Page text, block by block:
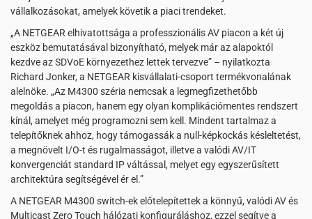
vállalkozásokat, amelyek követik a piaci trendeket.
„A NETGEAR elhivatottsága a professzionális AV piacon a két új
eszköz bemutatásával bizonyítható, melyek már az alapoktól
kezdve az SDVoE környezethez lettek tervezve” – nyilatkozta
Richard Jonker, a NETGEAR kisvállalati-csoport termékvonalának
alelnöke. „Az M4300 széria nemcsak a legmegfizethetőbb
megoldás a piacon, hanem egy olyan komplikációmentes rendszert
kínál, amelyet még programozni sem kell. Mindent tartalmaz a
telepítőknek ahhoz, hogy támogassák a null-képkockás késleltetést,
a megnövelt I/O-t és rugalmasságot, illetve a valódi AV/IT
konvergenciát standard IP váltással, melyet egy egyszerűsített
architektúra segítségével ér el.”
A NETGEAR M4300 switch-ek előtelepítettek a könnyű, valódi AV és
Multicast Zero Touch hálózati konfiguráláshoz, ezzel segítve a